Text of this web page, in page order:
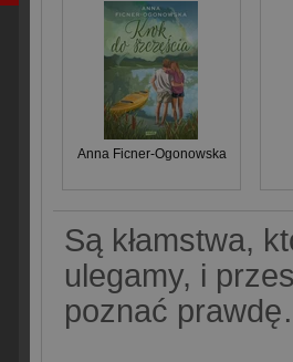
Anna Ficner-Ogonowska
Są kłamstwa,
ulegamy, i
poznać